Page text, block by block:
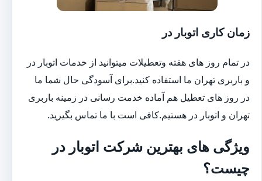
زمان کاری اتوبار در
در تمام روز های هفته وتعطیلات میتوانید از خدمات اتوبار در
و باربری تهران ما استفاده کنید.برای آسودگی حال شما ما
در روز های تعطیل هم آماده خدمت رسانی در زمینه باربری
تهران و اتوبار در هستیم.کافی است با ما تماس بگیرید.
ویژگی های بهترین شرکت اتوبار در
چیست؟